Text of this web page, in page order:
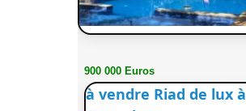
900 000 Euros
à vendre Riad de lux à